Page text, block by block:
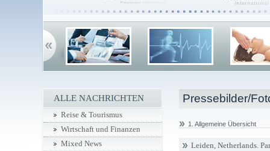
Pressebilder/
1. Allgemeine Übersicht
Leiden, Netherlands.
ALLE NACHRICHTEN
Reise & Tourismus
Wirtschaft und Finanzen
Mixed News